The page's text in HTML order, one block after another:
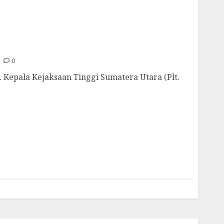
0
Kepala Kejaksaan Tinggi Sumatera Utara (Plt.